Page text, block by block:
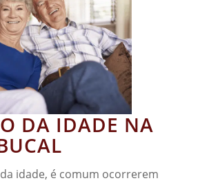
DA IDADE NA
idade, é comum ocorrerem